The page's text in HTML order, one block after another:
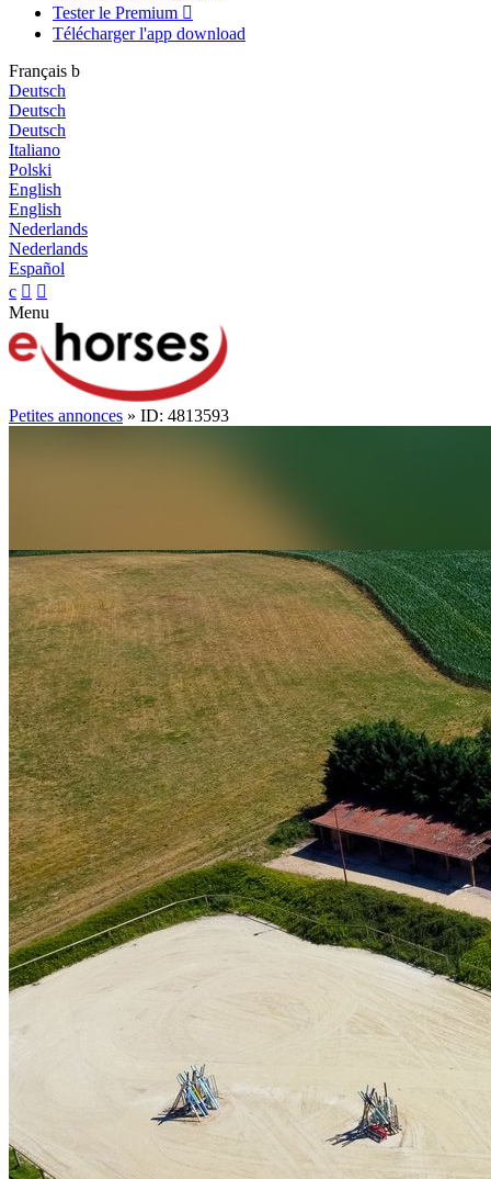
Tester le Premium 
Télécharger l'app download
Français b
Deutsch
Deutsch
Deutsch
Italiano
Polski
English
English
Nederlands
Nederlands
Español
c  
Menu
Petites annonces » ID: 4813593